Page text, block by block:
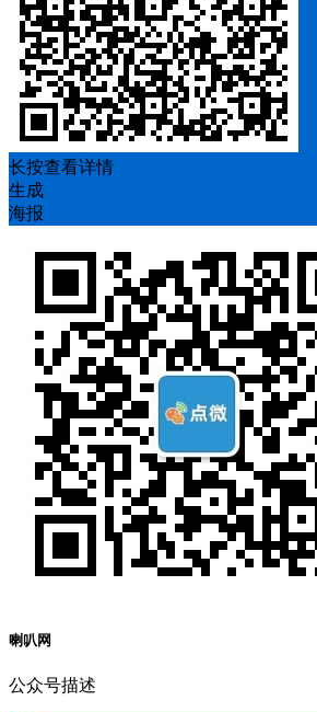
长按查看详情
生成
海报
喇叭网
公众号描述